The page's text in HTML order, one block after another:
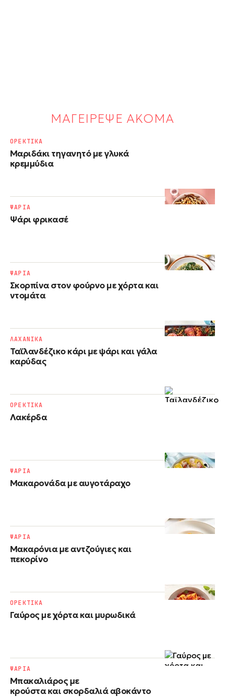
ΜΑΓΕΙΡΕΨΕ ΑΚΟΜΑ
Μαριδάκι τηγανητό με γλυκά
κρεμμύδια
ΟΡΕΚΤΙΚΑ
Ψάρι φρικασέ
ΨΑΡΙΑ
Σκορπίνα στον φούρνο με χόρτα και
ντομάτα
ΨΑΡΙΑ
Ταϊλανδέζικο κάρι με ψάρι και γάλα
καρύδας
ΛΑΧΑΝΙΚΑ
Λακέρδα
ΟΡΕΚΤΙΚΑ
Μακαρονάδα με αυγοτάραχο
ΨΑΡΙΑ
Μακαρόνια με αντζούγιες και
πεκορίνο
ΨΑΡΙΑ
Γαύρος με χόρτα και μυρωδικά
ΟΡΕΚΤΙΚΑ
Μπακαλιάρος με
κρούστα και σκορδαλιά αβοκάντο
ΨΑΡΙΑ